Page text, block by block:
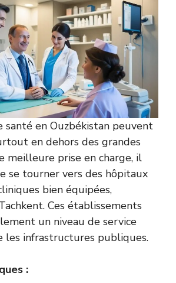
santé en Ouzbékistan peuvent
en dehors des grandes
meilleure prise en charge, il
se tourner vers des hôpitaux
bien équipées,
Ces établissements
un niveau de service
les infrastructures publiques.
: